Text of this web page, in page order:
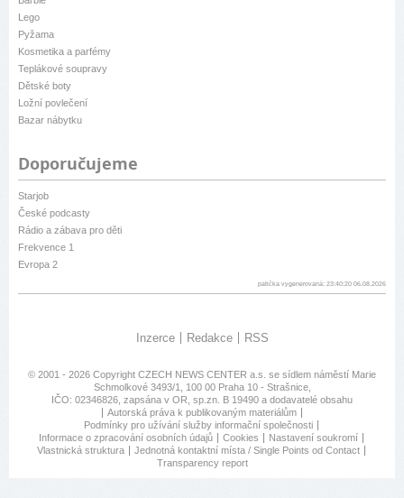
Lego
Pyžama
Kosmetika a parfémy
Teplákové soupravy
Dětské boty
Ložní povlečení
Bazar nábytku
Doporučujeme
Starjob
České podcasty
Rádio a zábava pro děti
Frekvence 1
Evropa 2
patička vygenerovaná: 23:40:20 06.08.2026
Inzerce Redakce RSS
© 2001 - 2026 Copyright CZECH NEWS CENTER a.s. se sídlem náměstí Marie
Schmolkové 3493/1, 100 00 Praha 10 - Strašnice,
IČO: 02346826, zapsána v OR, sp.zn. B 19490 a dodavatelé obsahu
Autorská práva k publikovaným materiálům
Podmínky pro užívání služby informační společnosti
Informace o zpracování osobních údajů
Cookies
Nastavení soukromí
Vlastnická struktura
Jednotná kontaktní místa / Single Points od Contact
Transparency report